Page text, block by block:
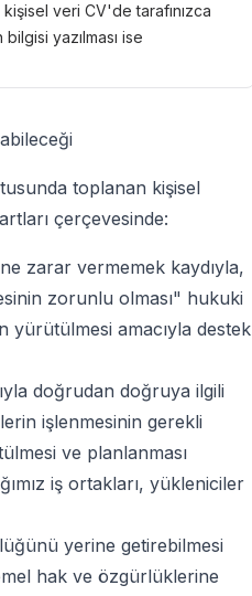
kişisel veri CV'de tarafınızca
yazılması ise
toplanan kişisel
çerçevesinde:
zarar vermemek kaydıyla,
zorunlu olması" hukuki
yürütülmesi amacıyla destek
doğrudan doğruya ilgili
işlenmesinin gerekli
ve planlanması
iş ortakları, yükleniciler
yerine getirebilmesi
hak ve özgürlüklerine